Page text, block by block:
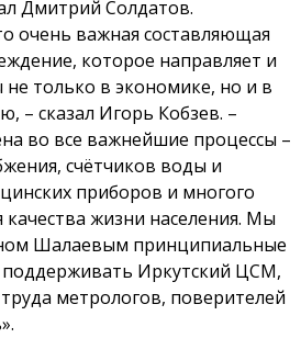
Дмитрий Солдатов.
очень важная составляющая
которое направляет и
только в экономике, но и в
– сказал Игорь Кобзев. –
во все важнейшие процессы –
счётчиков воды и
приборов и многого
качества жизни населения. Мы
Шалаевым принципиальные
Иркутский ЦСМ,
метрологов, поверителей